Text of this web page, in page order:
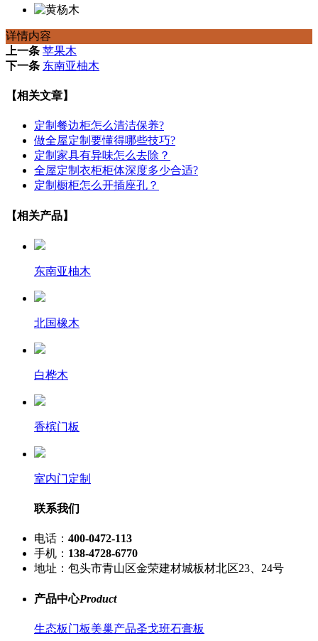
详情内容
上一条 苹果木
下一条 东南亚柚木
【相关文章】
定制餐边柜怎么清洁保养?
做全屋定制要懂得哪些技巧?
定制家具有异味怎么去除？
全屋定制衣柜柜体深度多少合适?
定制橱柜怎么开插座孔？
【相关产品】
东南亚柚木
北国橡木
白桦木
香槟门板
室内门定制
联系我们
电话： 400-0472-113
手机： 138-4728-6770
地址：包头市青山区金荣建材城板材北区23、24号
产品中心Product
生态板门板美巢产品圣戈班石膏板